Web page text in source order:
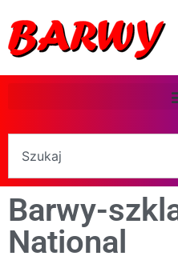
Barwy-
National